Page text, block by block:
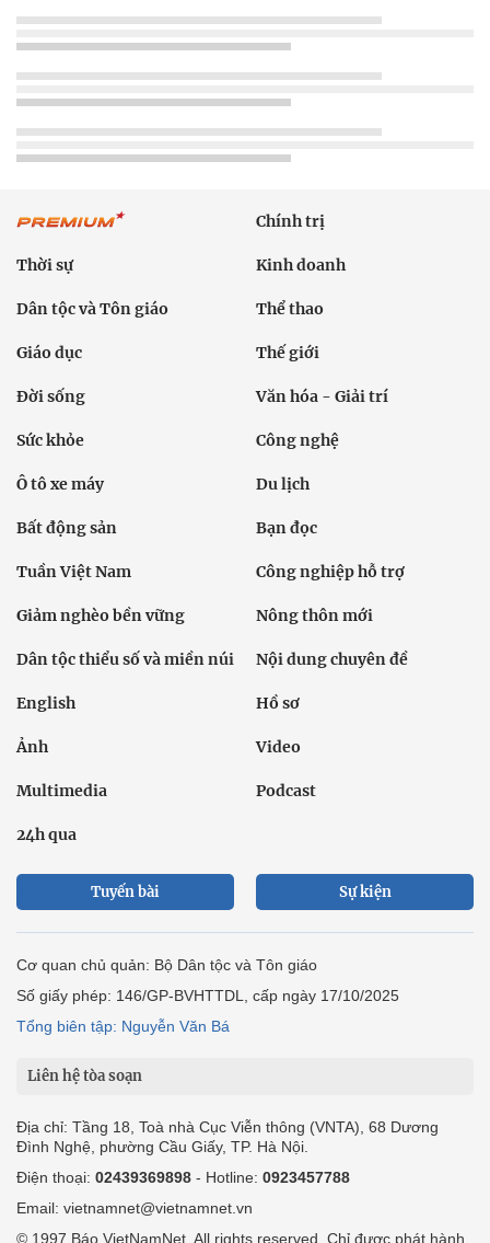
Chính trị
Thời sự Kinh doanh
Dân tộc và Tôn giáo Thể thao
Giáo dục Thế giới
Đời sống Văn hóa - Giải trí
Sức khỏe Công nghệ
Ô tô xe máy Du lịch
Bất động sản Bạn đọc
Tuần Việt Nam Công nghiệp hỗ trợ
Giảm nghèo bền vững Nông thôn mới
Dân tộc thiểu số và miền núi Nội dung chuyên đề
English Hồ sơ
Ảnh Video
Multimedia Podcast
24h qua
Tuyến bài Sự kiện
Cơ quan chủ quản: Bộ Dân tộc và Tôn giáo
Số giấy phép: 146/GP-BVHTTDL, cấp ngày 17/10/2025
Tổng biên tập: Nguyễn Văn Bá
Liên hệ tòa soạn
Địa chỉ: Tầng 18, Toà nhà Cục Viễn thông (VNTA), 68 Dương
Đình Nghệ, phường Cầu Giấy, TP. Hà Nội.
Điện thoại: 02439369898 - Hotline: 0923457788
Email: vietnamnet@vietnamnet.vn
© 1997 Báo VietNamNet. All rights reserved. Chỉ được phát hành